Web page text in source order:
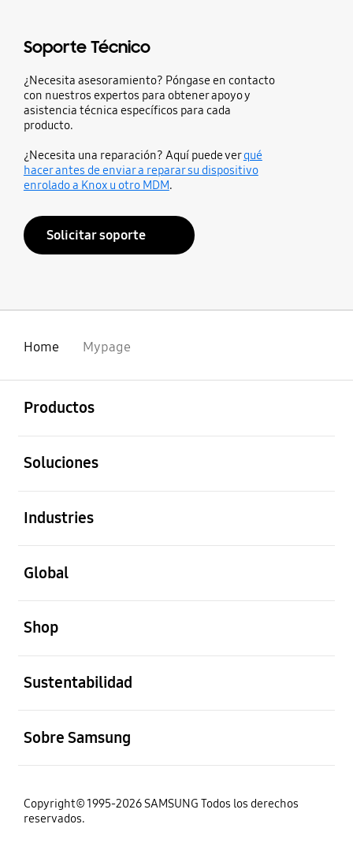
Soporte Técnico
¿Necesita asesoramiento? Póngase en contacto
con nuestros expertos para obtener apoyo y
asistencia técnica específicos para cada
producto.
¿Necesita una reparación? Aquí puede verqué
hacer antes de enviar a reparar su dispositivo
enrolado a Knox u otro MDM.
Solicitar soporte
Home Mypage
Productos
Soluciones
Industries
Global
Shop
Sustentabilidad
Sobre Samsung
Copyright© 1995-2026 SAMSUNG Todos los derechos
reservados.